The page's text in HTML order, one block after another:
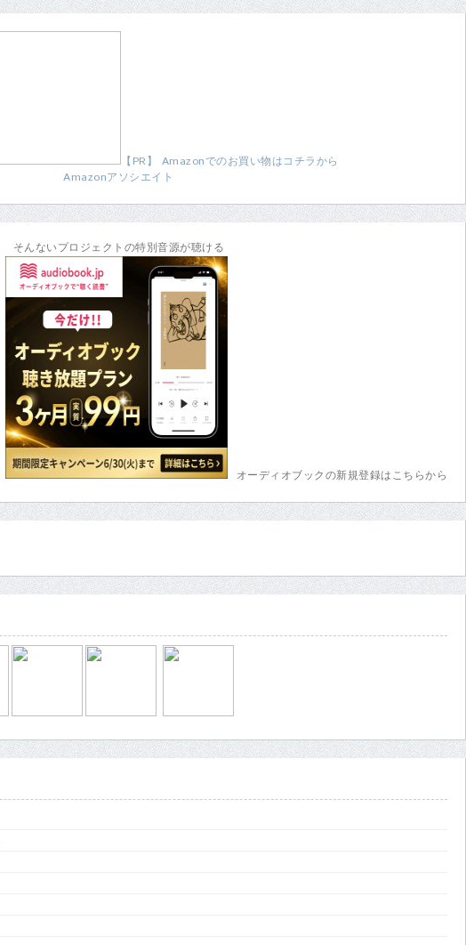
【PR】 Amazonでのお買い物はコチラから
Amazonアソシエイト
そんないプロジェクトの特別音源が聴ける
オーディオブックの新規登録はこちらから